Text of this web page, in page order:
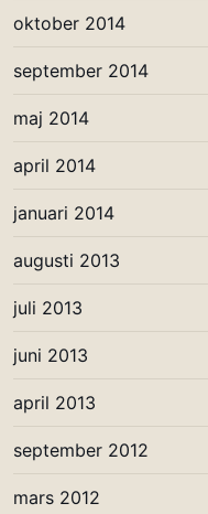
oktober 2014
september 2014
maj 2014
april 2014
januari 2014
augusti 2013
juli 2013
juni 2013
april 2013
september 2012
mars 2012